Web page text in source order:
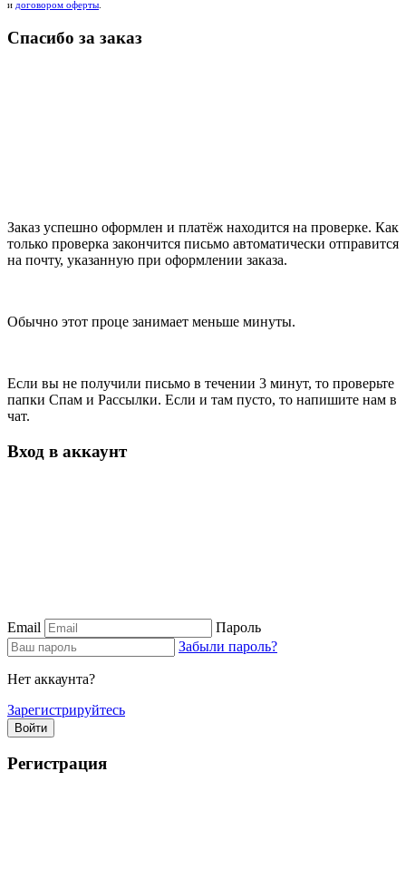
и договором оферты
Спасибо за заказ
Заказ успешно оформлен и платёж находится на проверке. Как
только проверка закончится письмо автоматически отправится
на почту, указанную при оформлении заказа.
Обычно этот проце занимает меньше минуты.
Если вы не получили письмо в течении 3 минут, то проверьте
папки Спам и Рассылки. Если и там пусто, то напишите нам в
чат.
Вход в аккаунт
Email
Пароль
Забыли пароль?
Нет аккаунта?
Зарегистрируйтесь
Войти
Регистрация